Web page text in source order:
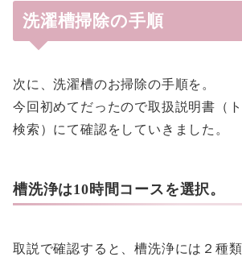
洗濯槽掃除の手順
次に、洗濯槽のお掃除の手順を。
今回初めてだったので取扱説明書（
検索）にて確認をしていきました。
槽洗浄は10時間コースを選択。
取説で確認すると、槽洗浄には２種